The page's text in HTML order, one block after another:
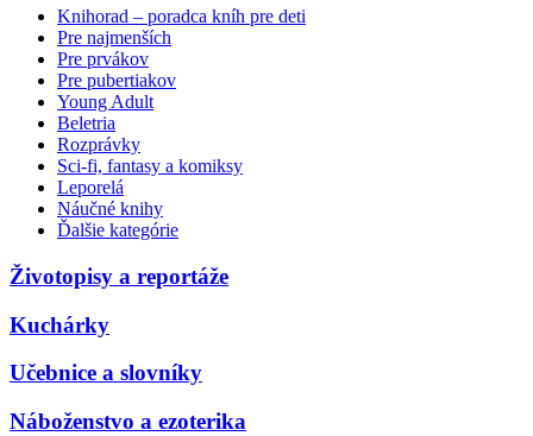
Knihorad – poradca kníh pre deti
Pre najmenších
Pre prvákov
Pre pubertiakov
Young Adult
Beletria
Rozprávky
Sci-fi, fantasy a komiksy
Leporelá
Náučné knihy
Ďalšie kategórie
Životopisy a reportáže
Kuchárky
Učebnice a slovníky
Náboženstvo a ezoterika